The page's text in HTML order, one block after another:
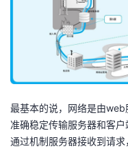
坛
圈
的
我
最基本的说，网络是由
准确稳定传输服务器和客户
通过机制服务器接收到请